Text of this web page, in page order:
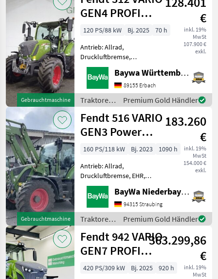
420
Arion
420
CIS
Arion 420
Panoramic
Arion
430
CIS
Alle
anzeigen
MARKTPLATZ
Marktplatz Händlerangebote Kleinanzeigen
Gebrauchtmaschine
GEN4 PROFI
SET2
€
inkl. 19%
MwSt
107.900 €
exkl.
120 PS/88 kW Bj. 2025
70 h
Antrieb: Allrad,
Druckluftbremse,
Frontzapfwelle, gefederte
Vorderachse,
Höchstgeschwindigkeit in
km/h: 40 km/h, Luftsitz,
Fronthydraulik Die
Maschine steht an unserem
Bay
Baywa Württemberg
89155 Erbach
Traktoren
/ Fendt
Premium Gold Händler
Gebrauchtmaschine
Fendt 516 VARIO
GEN3 Power
Plus
183.260
€
inkl. 19%
MwSt
154.000 €
exkl.
160 PS/118 kW Bj. 2023
1090 h
Antrieb: Allrad,
Druckluftbremse, EHR,
Frontlader, Frontzapfwelle,
gefederte Vorderachse,
Höchstgeschwindigkeit in
km/h: 50 km/h, Luftsitz,
Fronthydraulik Power Plus
Setting
BayWa Niederbayern
94315 Straubing
Traktoren
/ Fendt
Premium Gold Händler
Fendt 942 VARIO
GEN7 PROFI
PLUS S2
363.299,86
€
inkl. 19%
MwSt
420 PS/309 kW Bj. 2025 920 h